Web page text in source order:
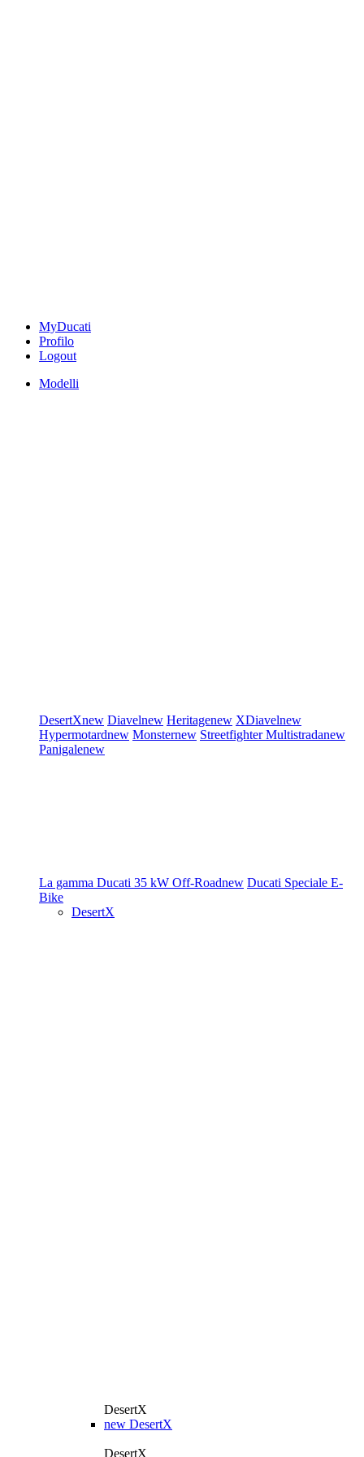
MyDucati
Profilo
Logout
Modelli
DesertXnew Diavelnew Heritagenew XDiavelnew
Hypermotardnew Monsternew StreetfighterMultistradanew
Panigalenew
La gamma Ducati 35 kW Off-Roadnew Ducati Speciale E-
Bike
DesertX
DesertX
new DesertX
DesertX